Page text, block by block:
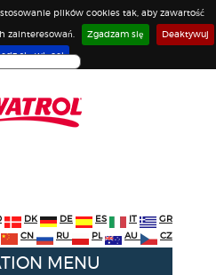
plików cookies tak, aby zawartość
zainteresowań. Zgadzam się Deaktywuj
się więcej
DK DE ES IT
GR
CN
RU PL AU CZ
MENU